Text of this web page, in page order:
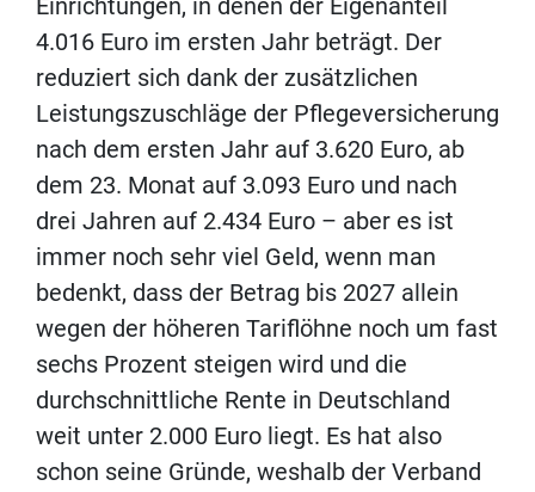
Einrichtungen, in denen der Eigenanteil
4.016 Euro im ersten Jahr beträgt. Der
reduziert sich dank der zusätzlichen
Leistungszuschläge der Pflegeversicherung
nach dem ersten Jahr auf 3.620 Euro, ab
dem 23. Monat auf 3.093 Euro und nach
drei Jahren auf 2.434 Euro – aber es ist
immer noch sehr viel Geld, wenn man
bedenkt, dass der Betrag bis 2027 allein
wegen der höheren Tariflöhne noch um fast
sechs Prozent steigen wird und die
durchschnittliche Rente in Deutschland
weit unter 2.000 Euro liegt. Es hat also
schon seine Gründe, weshalb der Verband